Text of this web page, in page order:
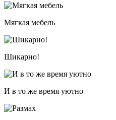
Мягкая мебель
Шикарно!
И в то же время уютно